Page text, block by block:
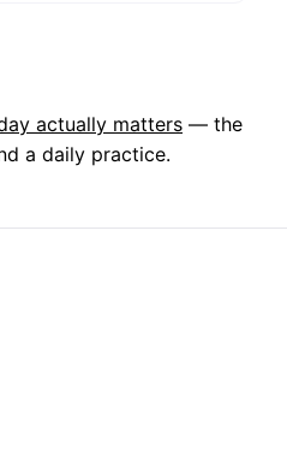
actually matters — the
a daily practice.